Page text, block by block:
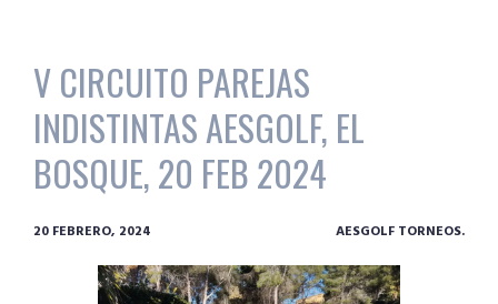
V CIRCUITO PAREJAS
INDISTINTAS AESGOLF, EL
BOSQUE, 20 FEB 2024
20 FEBRERO, 2024 AESGOLF TORNEOS.